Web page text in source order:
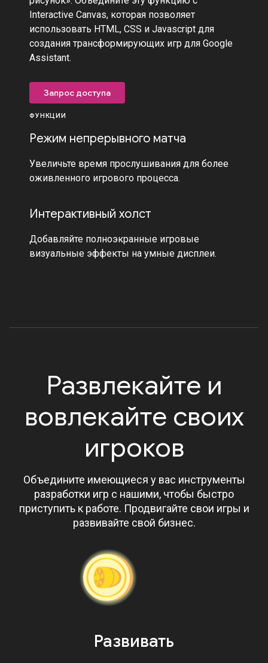
Interactive Canvas, которая позволяет
использовать HTML, CSS и Javascript для
создания трансформирующих игр для Google
Assistant.
Запрос доступа
ФУНКЦИИ
Режим непрерывного матча
Увеличьте время прослушивания для более
оживленного игрового процесса.
Интерактивный холст
Добавляйте полноэкранные игровые
визуальные эффекты на умные дисплеи.
Развлекайте и
вовлекайте своих
игроков
Объедините имеющиеся у вас инструменты
разработки игр с нашими, чтобы быстро
приступить к работе. Продвигайте свои игры и
развивайте свой бизнес.
Развивать